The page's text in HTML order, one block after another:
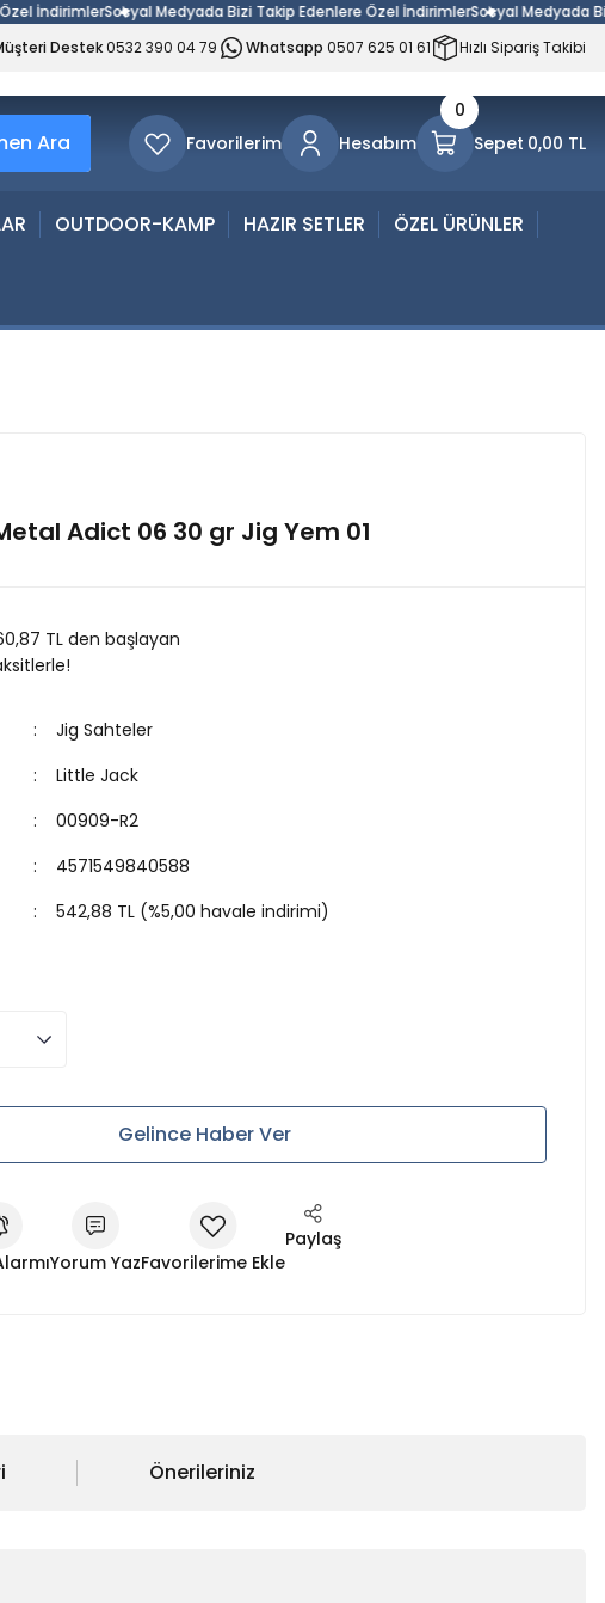
Sosyal Medyada Bizi Takip Edenlere Özel İndirimlerSosyal Medyada Bizi
Destek0532 390 04 79 Whatsapp 0507 625 01 61 Hızlı Sipariş Takibi
Ara Favorilerim Hesabım Sepet 0,00 TL
0
OUTDOOR-KAMP HAZIR SETLER ÖZEL ÜRÜNLER
Adict 06 30 gr Jig Yem 01
TL den başlayan
Jig Sahteler
Little Jack
00909-R2
4571549840588
542,88 TL (%5,00 havale indirimi)
Gelince Haber Ver
Yorum Yaz
Paylaş
Önerileriniz